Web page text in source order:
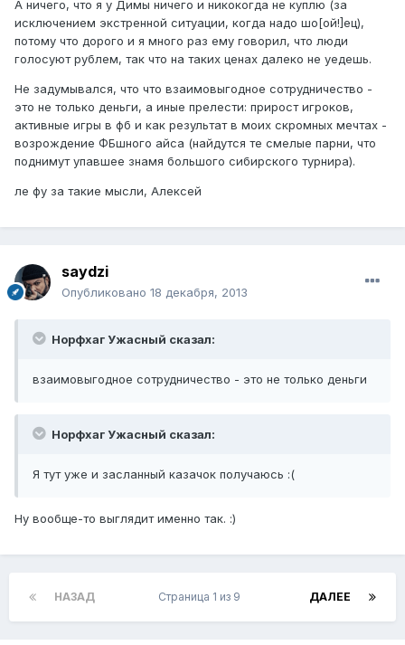
А ничего, что я у Димы ничего и никокогда не куплю (за
исключением экстренной ситуации, когда надо шо[ой!]ец),
потому что дорого и я много раз ему говорил, что люди
голосуют рублем, так что на таких ценах далеко не уедешь.
Не задумывался, что что взаимовыгодное сотрудничество -
это не только деньги, а иные прелести: прирост игроков,
активные игры в фб и как результат в моих скромных мечтах -
возрождение ФБшного айса (найдутся те смелые парни, что
поднимут упавшее знамя большого сибирского турнира).
ле фу за такие мысли, Алексей
saydzi
Опубликовано 18 декабря, 2013
Норфхаг Ужасный сказал:
взаимовыгодное сотрудничество - это не только деньги
Норфхаг Ужасный сказал:
Я тут уже и засланный казачок получаюсь :(
Ну вообще-то выглядит именно так. :)
НАЗАД ДАЛЕЕ
Страница 1 из 9